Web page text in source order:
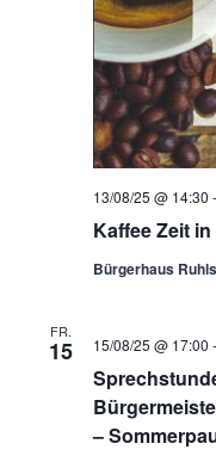
Kaffee Zeit
13/08/25 @ 14:30 -
Bürgerhaus
FR.
15
–
15/08/25 @ 17:00 -